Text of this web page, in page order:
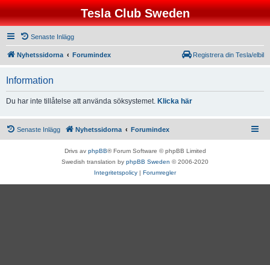
Tesla Club Sweden
Senaste Inlägg
Nyhetssidorna Forumindex Registrera din Tesla/elbil
Information
Du har inte tillåtelse att använda söksystemet. Klicka här
Senaste Inlägg Nyhetssidorna Forumindex
Drivs av phpBB® Forum Software © phpBB Limited
Swedish translation by phpBB Sweden © 2006-2020
Integritetspolicy | Forumregler